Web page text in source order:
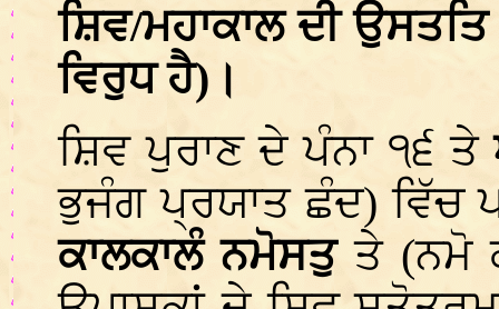
ਸ਼ਿਵ/ਮਹਾਕਾਲ ਦੀ
ਵਿਰੁਧ ਹੈ)।
ਸ਼ਿਵ ਪੁਰਾਣ ਦੇ ਪੰਨਾ ੧੬ ਤੇ
ਭੁਜੰਗ ਪ੍ਰਯਾਤ ਛੰਦ) ਵਿੱਚ
ਕਾਲਕਾਲੰ ਨਮੋਸਤੁਤੇ (ਨਮੋ